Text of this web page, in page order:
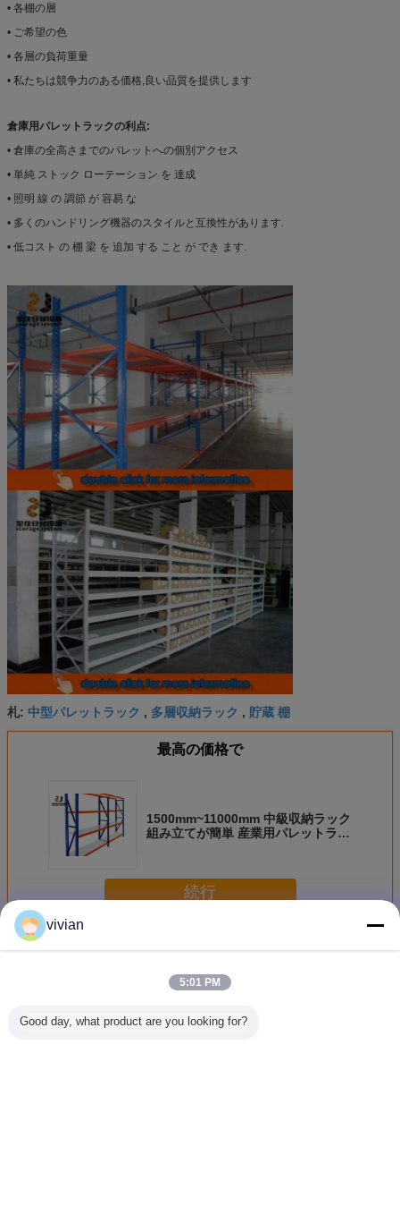
• 各棚の層
• ご希望の色
• 各層の負荷重量
• 私たちは競争力のある価格,良い品質を提供します
倉庫用パレットラックの利点:
• 倉庫の全高さまでのパレットへの個別アクセス
• 単純 ストック ローテーション を 達成
• 照明 線 の 調節 が 容易 な
• 多くのハンドリング機器のスタイルと互換性があります.
• 低コスト の 棚 梁 を 追加 する こと が でき ます.
札: 中型パレットラック , 多層収納ラック , 貯蔵 棚
最高の価格で
1500mm~11000mm 中級収納ラック
組み立てが簡単 産業用パレットラッ
続行
多く中程度のストレージラック
vivian
5:01 PM
Good day, what product are you looking for?